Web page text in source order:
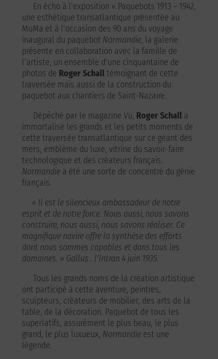
En écho à l’exposition « Paquebots 1913 – 1942,
une esthétique transatlantique présentée au
MuMa et à l’occasion des 90 ans du voyage
inaugural du paquebot Normandie, la galerie
présente en collaboration avec la famille de
l’artiste, un ensemble d’une cinquantaine de
photos de Roger Schalltémoignant de cette
traversée mais aussi de la construction du
paquebot aux chantiers de Saint-Nazaire.
Dépêché par le magazine Vu, Roger Schalla
immortalisé les grands et les petits moments de
cette traversée transatlantique sur ce géant des
mers, emblème du luxe, vitrine du savoir-faire
technologique et des créateurs français.
Normandiea été une sorte de concentré du génie
français.
« Il est le silencieux ambassadeur de notre
esprit et de notre force. Nous aussi, nous savons
construire, nous aussi, nous savons réaliser. Ce
magnifique navire offre la synthèse des efforts
dont nous sommes capables et dans tous les
domaines. » Gallus . l’Intran 4 juin 1935.
Tous les grands noms de la création artistique
ont participé à cette aventure, peintres,
sculpteurs, créateurs de mobilier, des arts de la
table, de la décoration. Paquebot de tous les
superlatifs, assurément le plus beau, le plus
grand, le plus luxueux, Normandieest une
légende.